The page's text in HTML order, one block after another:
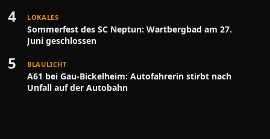
4 LOKALES
Sommerfest des SC Neptun: Wartbergbad am 27.
Juni geschlossen
5 BLAULICHT
A61 bei Gau-Bickelheim: Autofahrerin stirbt nach
Unfall auf der Autobahn